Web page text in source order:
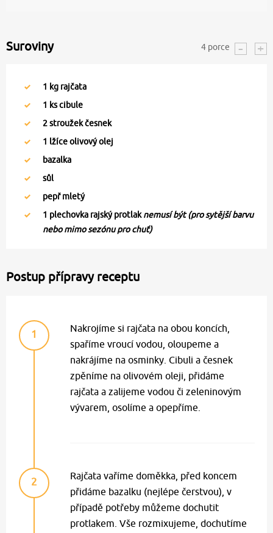
Suroviny 4 porce
1 kg rajčata
1 ks cibule
2stroužek česnek
1 lžíce olivový olej
bazalka
sůl
pepř mletý
1 plechovka rajský protlaknemusí být (pro sytější barvu
nebo mimo sezónu pro chuť)
Postup přípravy receptu
1
Nakrojíme si rajčata na obou koncích,
spaříme vroucí vodou, oloupeme a
nakrájíme na osminky. Cibuli a česnek
zpěníme na olivovém oleji, přidáme
rajčata a zalijeme vodou či zeleninovým
vývarem, osolíme a opepříme.
2
Rajčata vaříme doměkka, před koncem
přidáme bazalku (nejlépe čerstvou), v
případě potřeby můžeme dochutit
protlakem. Vše rozmixujeme, dochutíme